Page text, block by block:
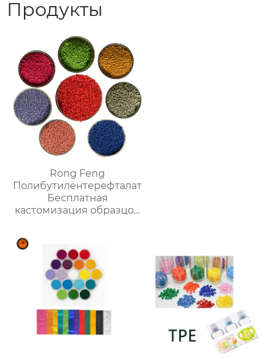
Продукты
Rong Feng
Полибутилентерефталат
Бесплатная
кастомизация образцов